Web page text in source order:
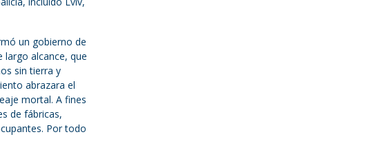
un gobierno de
largo alcance, que
sin tierra y
abrazara el
mortal. A fines
de fábricas,
Por todo